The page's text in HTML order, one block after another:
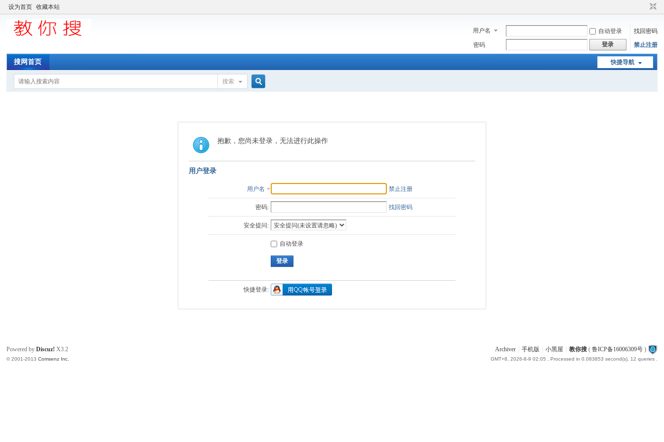
设为首页 收藏本站
用户名 自动登录
找回密码
密码
登录 禁止注册
快捷导航
搜网首页
搜索
索
抱歉，您尚未登录，无法进行此操作
用户登录
用户名 禁止注册
密码: 找回密码
安全提问:
自动登录
登录
快捷登录:
Archiver 手机版 小黑屋 教你搜( 鲁ICP备16006309号)
GMT+8, 2026-8-9 02:05 , Processed in 0.083853 second(s), 12 queries .
Powered byDiscuz! X3.2
© 2001-2013Comsenz Inc.